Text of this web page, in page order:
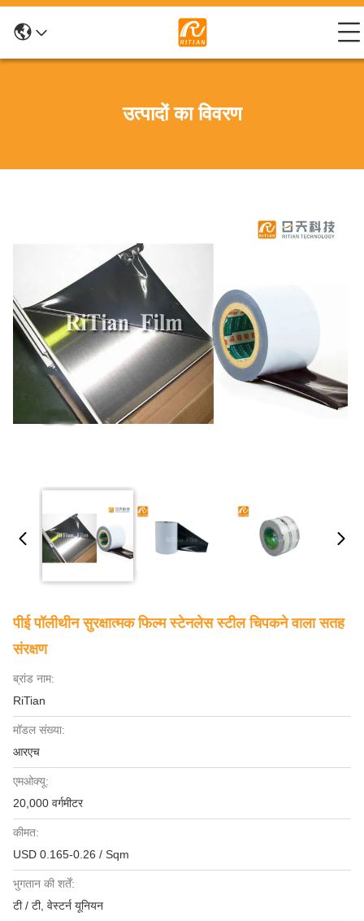
उत्पादों का विवरण
पीई पॉलीथीन सुरक्षात्मक फिल्म स्टेनलेस स्टील चिपकने वाला सतह
संरक्षण
ब्रांड नाम:
RiTian
मॉडल संख्या:
आरएच
एमओक्यू:
20,000 वर्गमीटर
कीमत:
USD 0.165-0.26 / Sqm
भुगतान की शर्तें:
टी / टी, वेस्टर्न यूनियन